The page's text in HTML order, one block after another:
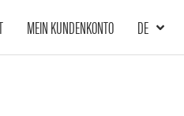
MEIN KUNDENKONTO DE